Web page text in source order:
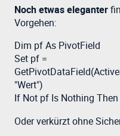
Noch etwas eleganter
Vorgehen:
Dim pf As PivotField
Set pf =
"Wert")
If Not pf Is Nothing
Oder verkürzt ohne